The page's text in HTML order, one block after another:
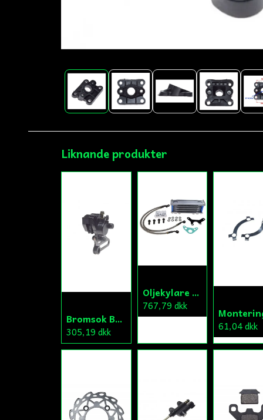
Liknande produkter
Bromsok Bak Fiddy/Cross
305,19 dkk
Oljekylare Universal Fiddy/Cross/ATV
767,79 dkk
61,04 dkk